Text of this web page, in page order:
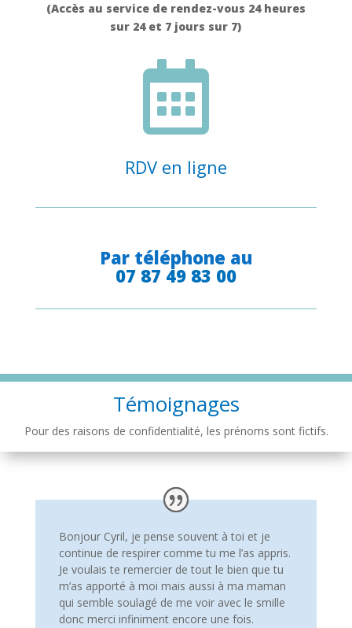
(Accès au service de rendez-vous 24 heures
sur 24 et 7 jours sur 7)

RDV en ligne
Par téléphone au
07 87 49 83 00
Témoignages
Pour des raisons de confidentialité, les prénoms sont fictifs.
Bonjour Cyril, je pense souvent à toi et je
continue de respirer comme tu me l’as appris.
Je voulais te remercier de tout le bien que tu
m’as apporté à moi mais aussi à ma maman
qui semble soulagé de me voir avec le smille
donc merci infiniment encore une fois.